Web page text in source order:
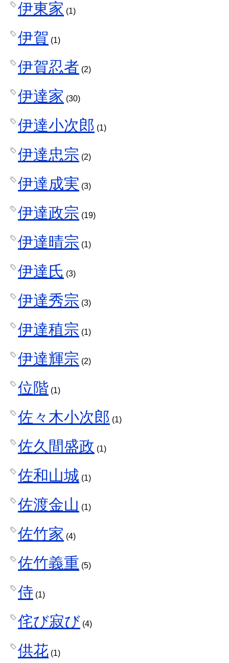
伊東家 (1)
伊賀 (1)
伊賀忍者 (2)
伊達家 (30)
伊達小次郎 (1)
伊達忠宗 (2)
伊達成実 (3)
伊達政宗 (19)
伊達晴宗 (1)
伊達氏 (3)
伊達秀宗 (3)
伊達稙宗 (1)
伊達輝宗 (2)
位階 (1)
佐々木小次郎 (1)
佐久間盛政 (1)
佐和山城 (1)
佐渡金山 (1)
佐竹家 (4)
佐竹義重 (5)
侍 (1)
侘び寂び (4)
供花 (1)